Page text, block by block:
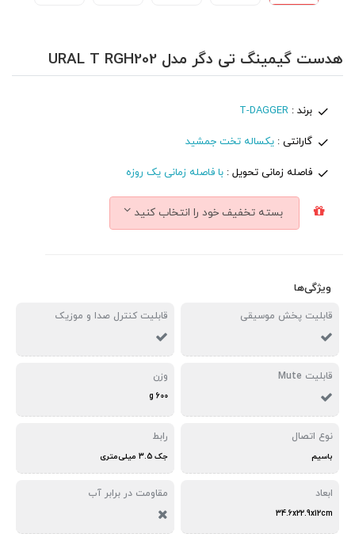
هدست گیمینگ تی دگر مدل URAL T RGH202
برند :T-DAGGER
گارانتی :یکساله تخت جمشید
فاصله زمانی تحویل : با فاصله زمانی یک روزه
بسته تخفیف خود را انتخاب کنید
ویژگی‌ها
قابلیت پخش موسیقی قابلیت کنترل صدا و موزیک
قابلیت Mute وزن
600 g
نوع اتصال
باسیم
رابط
جک 3.5 میلی‌متری
ابعاد
34.6x22.9x12cm
مقاومت در برابر آب